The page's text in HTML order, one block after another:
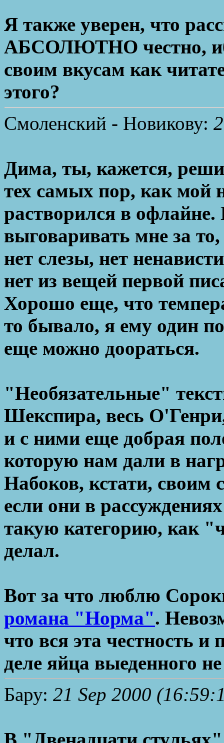
Я также уверен, что
АБСОЛЮТНО честно,
своим вкусам как
этого?
Смоленский - Новикову:
Дима, ты, кажется,
тех самых пор, как мой
растворился в
выговаривать мне за
нет слезы, нет
нет из вещей первой
Хорошо еще, что
то бывало, я ему один
еще можно доораться.
"Необязательные"
Шекспира, весь
и с ними еще добрая
которую нам дали в
Набоков, кстати, своим
если они в
такую категорию, как
делал.
Вот за что люблю
романа "Норма".
что вся эта честность
деле яйца выеденного не
Бару: 21 Sep 2000